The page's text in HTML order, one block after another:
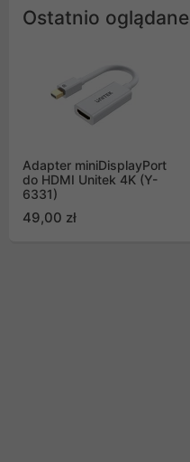
Ostatnio oglądane
Adapter miniDisplayPort
do HDMI Unitek 4K (Y-
6331)
49,00 zł